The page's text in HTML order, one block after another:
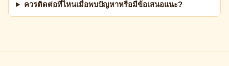
ควรติดต่อที่ไหนเมื่อพบปัญหาหรือมีข้อเสนอแนะ?